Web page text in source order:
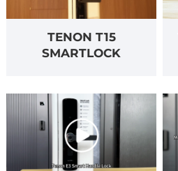
TENON T15
SMARTLOCK